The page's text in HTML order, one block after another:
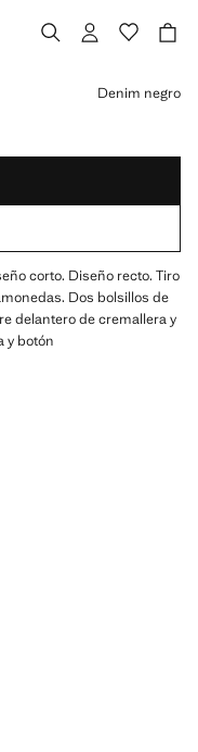
Denim negro
corto. Diseño recto. Tiro
Dos bolsillos de
delantero de cremallera y
y botón